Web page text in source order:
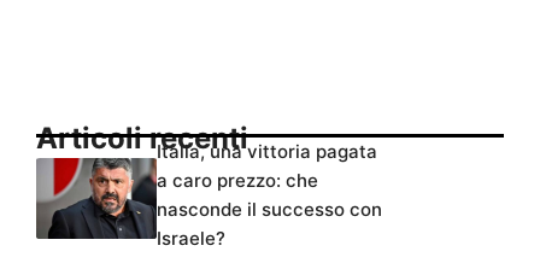
Articoli recentiItalia, una vittoria pagata
a caro prezzo: che
nasconde il successo con
Israele?